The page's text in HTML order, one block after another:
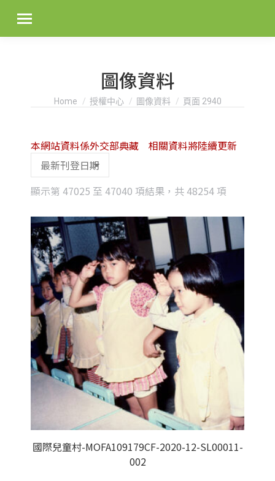
圖像資料
You are here:
Home 授權中心 圖像資料 頁面 2940
顯示第 47025 至 47040 項結果，共 48254 項
latest
本網站資料係外交部典藏 相關資料將陸續更新
國際兒童村-MOFA109179CF-2020-12-SL00011-
002